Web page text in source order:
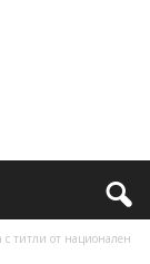
титли от национален